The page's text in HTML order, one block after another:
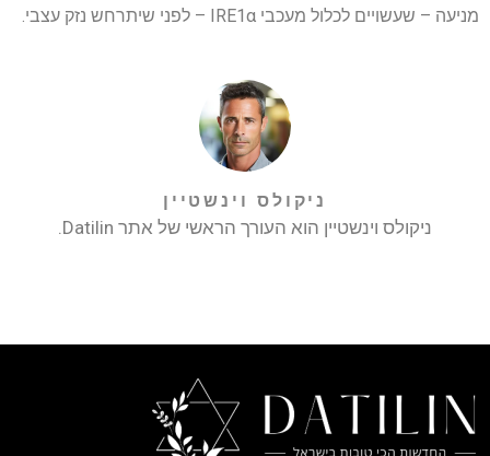
מניעה – שעשויים לכלול מעכבי IRE1α – לפני שיתרחש נזק עצבי.
ניקולס וינשטיין
ניקולס וינשטיין הוא העורך הראשי של אתר Datilin.